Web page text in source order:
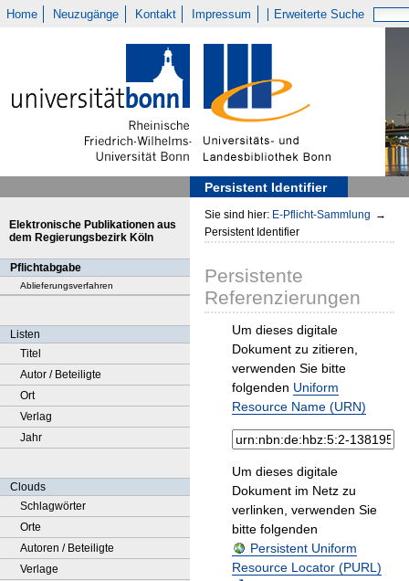
Home Neuzugänge Kontakt Impressum Erweiterte Suche
Persistent Identifier
Elektronische Publikationen aus
dem Regierungsbezirk Köln
Pflichtabgabe
Ablieferungsverfahren
Listen
Titel
Autor / Beteiligte
Ort
Verlag
Jahr
Clouds
Schlagwörter
Orte
Autoren / Beteiligte
Verlage
Sie sind hier: E-Pflicht-Sammlung →
Persistent Identifier
Persistente
Referenzierungen
Um dieses digitale
Dokument zu zitieren,
verwenden Sie bitte
folgenden Uniform
Resource Name (URN)
Um dieses digitale
Dokument im Netz zu
verlinken, verwenden Sie
bitte folgenden
Persistent Uniform
Resource Locator (PURL)